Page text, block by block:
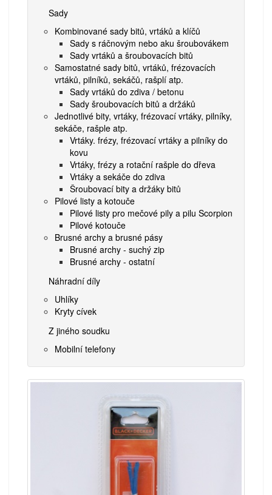
Sady
Kombinované sady bitů, vrtáků a klíčů
Sady s ráčnovým nebo aku šroubovákem
Sady vrtáků a šroubovacích bitů
Samostatné sady bitů, vrtáků, frézovacích
vrtáků, pilníků, sekáčů, rašplí atp.
Sady vrtáků do zdiva / betonu
Sady šroubovacích bitů a držáků
Jednotlivé bity, vrtáky, frézovací vrtáky, pilníky,
sekáče, rašple atp.
Vrtáky. frézy, frézovací vrtáky a pilníky do
kovu
Vrtáky, frézy a rotační rašple do dřeva
Vrtáky a sekáče do zdiva
Šroubovací bity a držáky bitů
Pilové listy a kotouče
Pilové listy pro mečové pily a pilu Scorpion
Pilové kotouče
Brusné archy a brusné pásy
Brusné archy - suchý zip
Brusné archy - ostatní
Náhradní díly
Uhlíky
Kryty cívek
Z jiného soudku
Mobilní telefony